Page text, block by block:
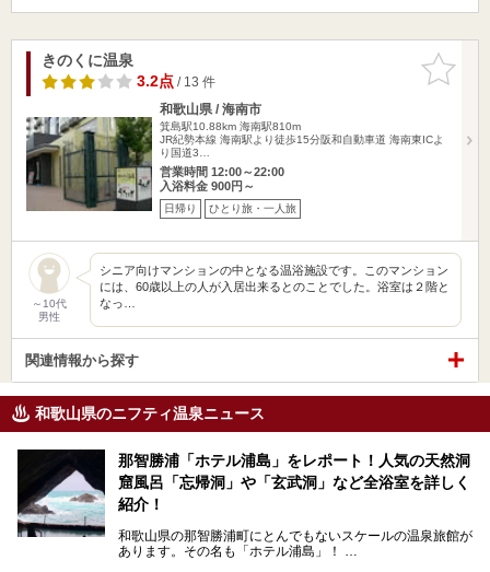
お気に入
りに追加
きのくに温泉
3.2点/ 13 件
和歌山県 / 海南市
箕島駅10.88km 海南駅810m
JR紀勢本線 海南駅より徒歩15分阪和自動車道 海南東ICよ
り国道3…
営業時間 12:00～22:00
入浴料金 900円～
日帰り ひとり旅・一人旅
～10代
男性
シニア向けマンションの中となる温浴施設です。このマンション
には、60歳以上の人が入居出来るとのことでした。浴室は２階と
なっ…
関連情報から探す
和歌山県のニフティ温泉ニュース
那智勝浦「ホテル浦島」をレポート！人気の天然洞
窟風呂「忘帰洞」や「玄武洞」など全浴室を詳しく
紹介！
和歌山県の那智勝浦町にとんでもないスケールの温泉旅館が
あります。その名も「ホテル浦島」！